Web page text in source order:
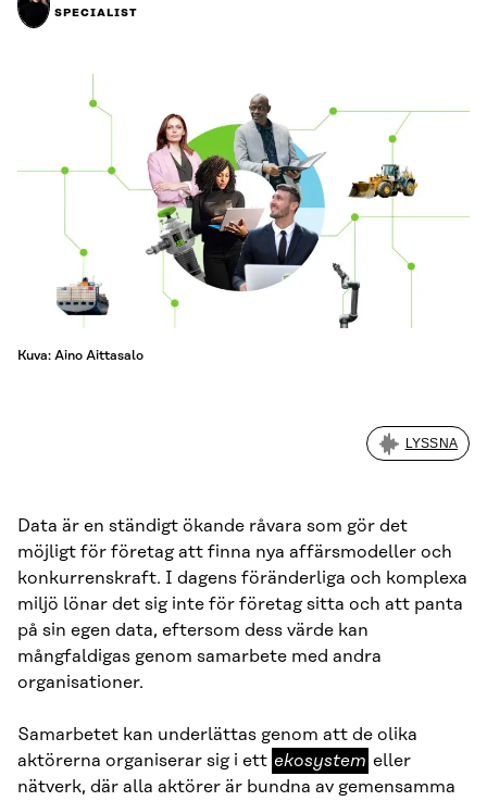
SPECIALIST
Kuva: Aino Aittasalo
LYSSNA
Data är en ständigt ökande råvara som gör det
möjligt för företag att finna nya affärsmodeller och
konkurrenskraft. I dagens föränderliga och komplexa
miljö lönar det sig inte för företag sitta och att panta
på sin egen data, eftersom dess värde kan
mångfaldigas genom samarbete med andra
organisationer.
Samarbetet kan underlättas genom att de olika
aktörerna organiserar sig i ett ekosystem
ekosystem eller
nätverk, där alla aktörer är bundna av gemensamma